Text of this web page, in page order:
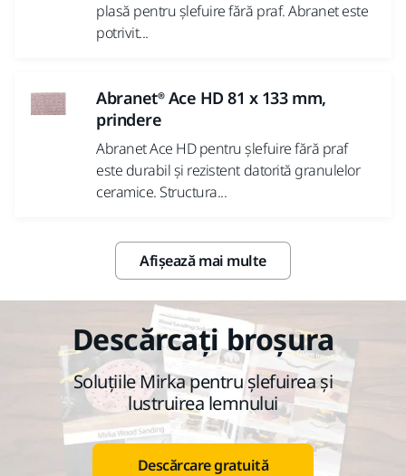
plasă pentru șlefuire fără praf. Abranet este
potrivit...
Abranet® Ace HD 81 x 133 mm,
prindere
Abranet Ace HD pentru șlefuire fără praf
este durabil și rezistent datorită granulelor
ceramice. Structura...
Afișează mai multe
Descărcați broșura
Soluțiile Mirka pentru șlefuirea și
lustruirea lemnului
Descărcare gratuită